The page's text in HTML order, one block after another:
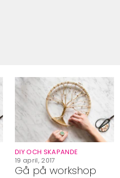
Gå på workshop
DIY OCH SKAPANDE
19 april, 2017